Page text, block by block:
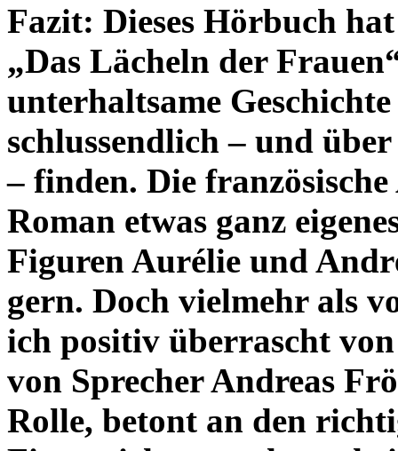
Fazit: Dieses Hörbuch
„Das Lächeln der
unterhaltsame
schlussendlich – und
– finden. Die
Roman etwas ganz
Figuren Aurélie und
gern. Doch vielmehr als
ich positiv überrascht
von Sprecher Andreas
Rolle, betont an den